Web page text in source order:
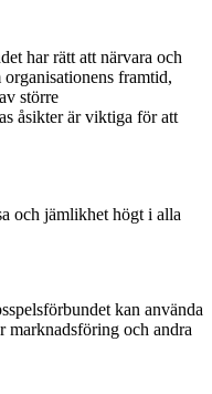
har rätt att närvara och
framtid,
större
åsikter är viktiga för att
och jämlikhet högt i alla
kan använda
marknadsföring och andra